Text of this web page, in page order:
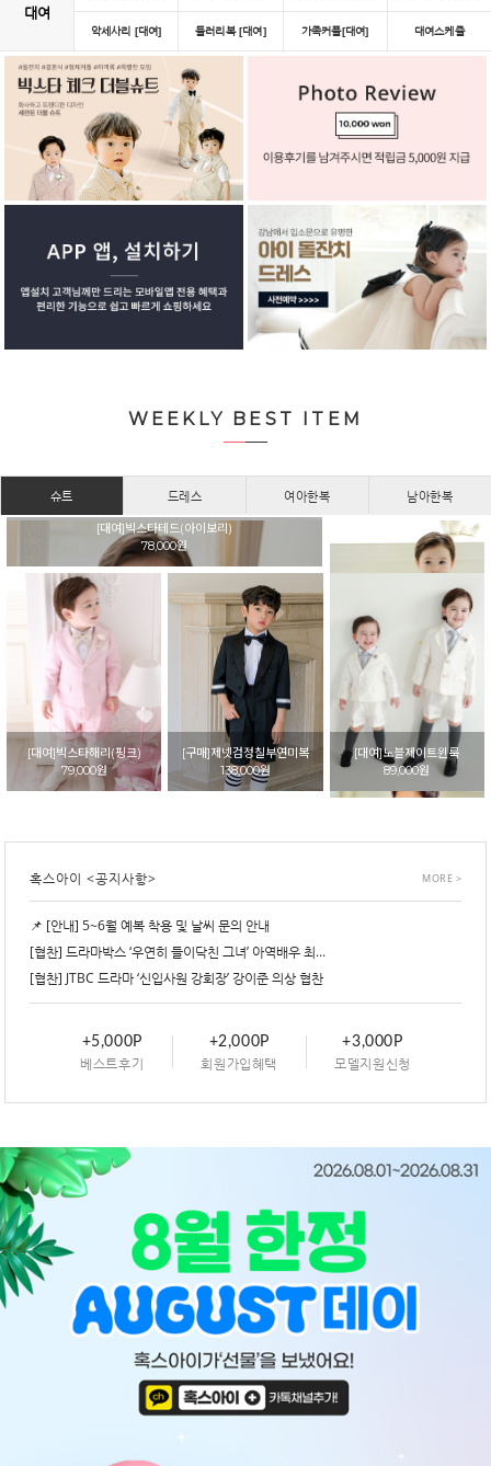
대여
악세사리 [대여] 들러리복 [대여] 가족커플[대여] 대여스케쥴
WEEKLY BEST ITEM
슈트 드레스 여아한복 남아한복
[대여]빅스타테드(아이보리)
78,000원
[대여]빅스타쥬드(옐로우)
78,000원
[대여]빅스타해리(핑크)
79,000원
[구매]제넷검정칠부연미복
138,000원
[대여]노블제이트윈룩
89,000원
혹스아이 <공지사항> MORE >
📌 [안내] 5~6월 예복 착용 및 날씨 문의 안내
[협찬] 드라마박스 ‘우연히 들이닥친 그녀’ 아역배우 최...
[협찬] JTBC 드라마 ‘신입사원 강회장’ 강이준 의상 협찬
+5,000P
베스트후기
+2,000P
회원가입혜택
+3,000P
모델지원신청